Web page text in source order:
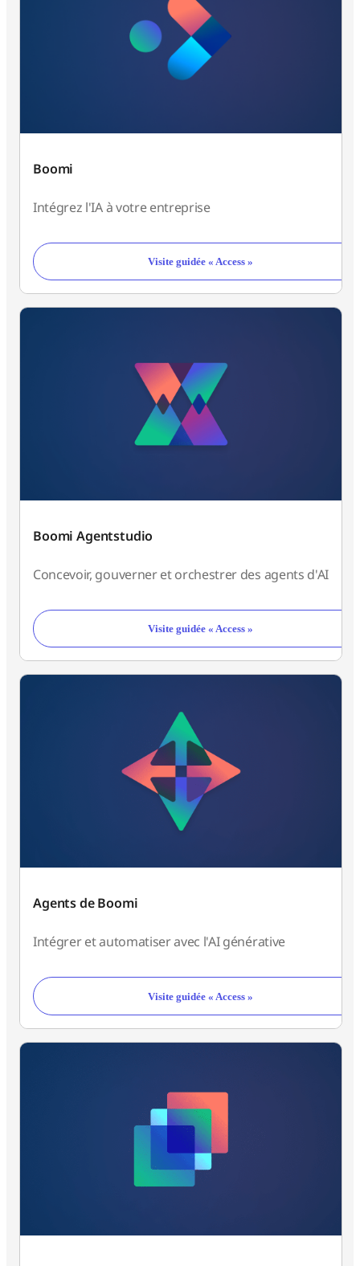
Boomi
Intégrez l'IA à votre entreprise
Visite guidée « Access »
Boomi Agentstudio
Concevoir, gouverner et orchestrer des agents d'AI
Visite guidée « Access »
Agents de Boomi
Intégrer et automatiser avec l'AI générative
Visite guidée « Access »